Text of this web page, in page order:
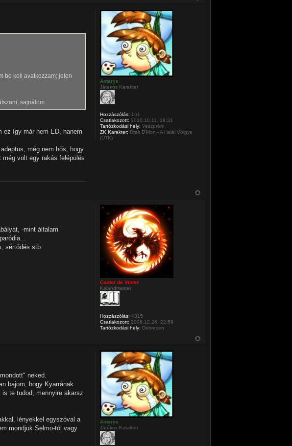
be kell avatkozzam; jelen
sajnálom.
ez így már nem ED, hanem
még nem hős, hogy
volt egy rakás felépülés
Antarys
Játékos Karakter
Hozzászólás: 161
Csatlakozott: 2010.10.11. 19:31
Tartózkodási hely: Veszprém
ZK Karakter: Dralt D'Mon - A Halál Völgye
(ÚTK)
-mint általam
sértődés stb.
Castor de Vinter
Kalandmester
Hozzászólás: 4315
Csatlakozott: 2006.12.26. 22:59
Tartózkodási hely: Debrecen
neked.
bajom, hogy Kyarrának
te tudod, mennyire akarsz
lényekkel egyszóval a
mondjuk Selmo-tól vagy
Antarys
Játékos Karakter